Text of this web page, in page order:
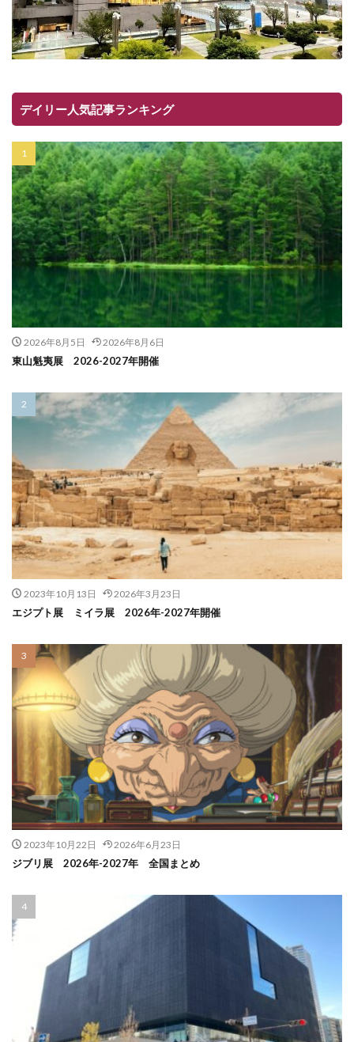
デイリー人気記事ランキング
2026年8月5日 2026年8月6日
東山魁夷展 2026-2027年開催
2023年10月13日 2026年3月23日
エジプト展 ミイラ展 2026年-2027年開催
2023年10月22日 2026年6月23日
ジブリ展 2026年-2027年 全国まとめ